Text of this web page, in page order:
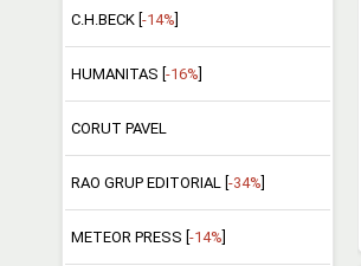
C.H.BECK [ -14%
HUMANITAS [ -16%
CORUT PAVEL
RAO GRUP EDITORIAL [ -34%
METEOR PRESS [ -14%